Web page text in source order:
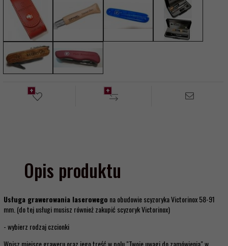
Opis produktu
Usługa grawerowania laserowego na obudowie scyzoryka Victorinox58-91
mm. (do tej usługi musisz również zakupić scyzoryk Victorinox)
- wybierz rodzaj czcionki
Wpisz miejsce graweru oraz jego treść w polu "Twoje uwagi do zamówienia" w